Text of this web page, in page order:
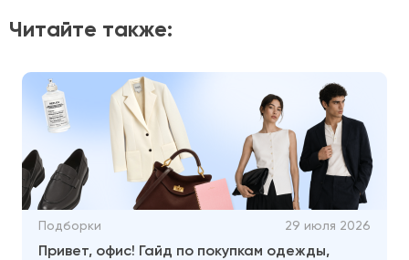
Читайте также:
Подборки 29 июля 2026
Привет, офис! Гайд по покупкам одежды,